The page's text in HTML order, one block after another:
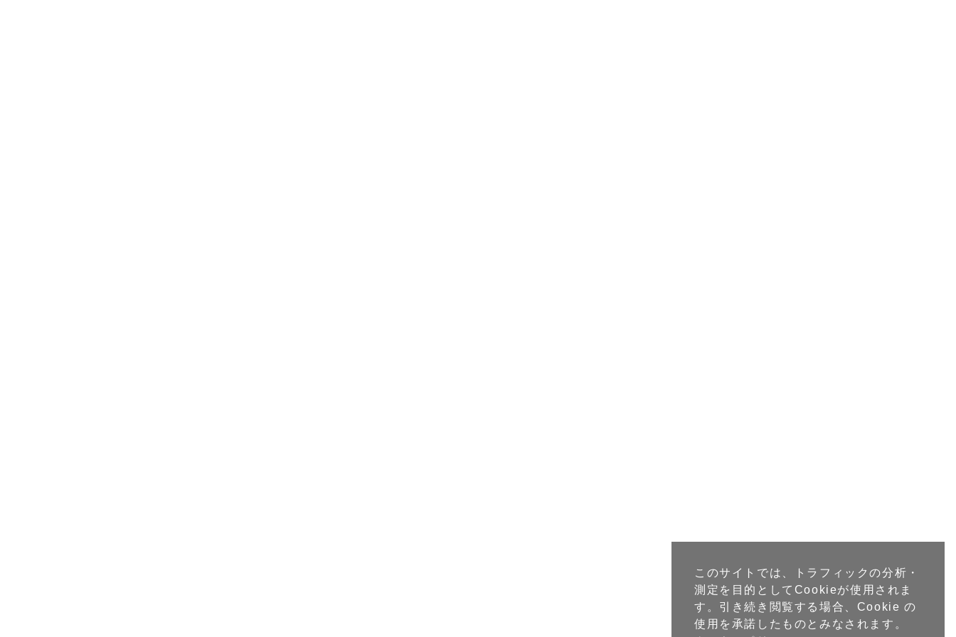
このサイトでは、トラフィックの分析・
測定を目的としてCookieが使用されま
す。引き続き閲覧する場合、Cookie の
使用を承諾したものとみなされます。